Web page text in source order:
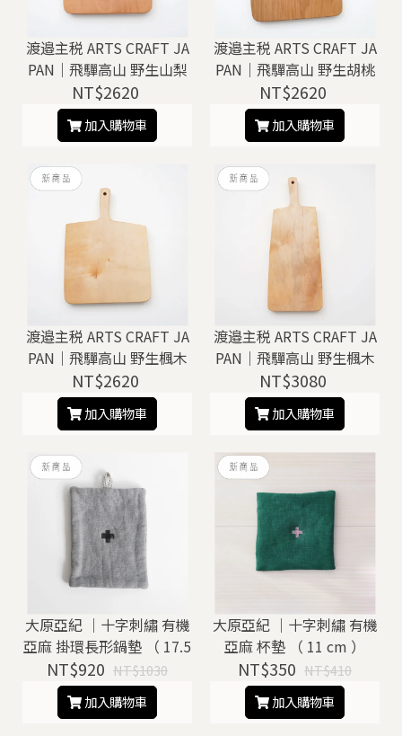
渡邉主税 ARTS CRAFT JA
PAN｜飛驒高山 野生山梨
木 砧板 / 托盤（ D ）
NT$2620
加入購物車
渡邉主税 ARTS CRAFT JA
PAN｜飛驒高山 野生胡桃
木 砧板 / 托盤（ E ）
NT$2620
加入購物車
渡邉主税 ARTS CRAFT JA
PAN｜飛驒高山 野生楓木
砧板 / 托盤（ F ）
NT$2620
加入購物車
渡邉主税 ARTS CRAFT JA
PAN｜飛驒高山 野生楓木
砧板 / 托盤（ G ）
NT$3080
加入購物車
大原亞紀 ｜十字刺繡 有機
亞麻 掛環長形鍋墊 （ 17.5
cm ）
NT$920 NT$1030
加入購物車
大原亞紀 ｜十字刺繡 有機
亞麻 杯墊 （ 11 cm ）
NT$350 NT$410
加入購物車